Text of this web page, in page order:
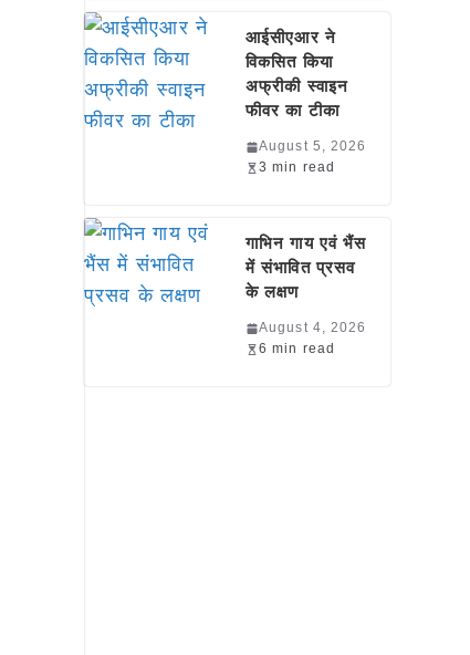
आईसीएआर ने
विकसित किया
अफ्रीकी स्वाइन
फीवर का टीका
August 5, 2026
3 min read
गाभिन गाय एवं भैंस
में संभावित प्रसव
के लक्षण
August 4, 2026
6 min read